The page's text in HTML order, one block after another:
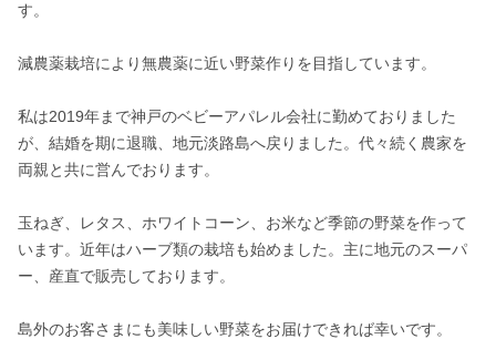
す。
減農薬栽培により無農薬に近い野菜作りを目指しています。
私は2019年まで神戸のベビーアパレル会社に勤めておりました
が、結婚を期に退職、地元淡路島へ戻りました。代々続く農家を
両親と共に営んでおります。
玉ねぎ、レタス、ホワイトコーン、お米など季節の野菜を作って
います。近年はハーブ類の栽培も始めました。主に地元のスーパ
ー、産直で販売しております。
島外のお客さまにも美味しい野菜をお届けできれば幸いです。